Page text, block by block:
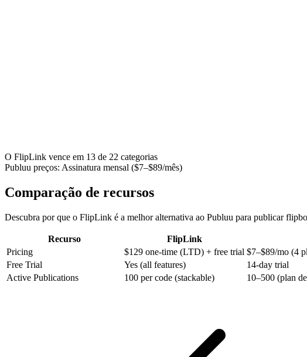
O FlipLink vence em 13 de 22 categorias
Publuu preços: Assinatura mensal ($7–$89/mês)
Comparação de recursos
Descubra por que o FlipLink é a melhor alternativa ao Publuu para publicar
Recurso FlipLink
Pricing
$129 one-time (LTD) + free trial $7–$89/mo (4
Free Trial
Yes (all features)
14-day trial
Active Publications
100 per code (stackable) 10–500 (plan